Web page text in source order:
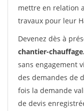
mettre en relation
travaux pour leur
Devenez dès à
chantier-
sans engagement
des demandes de
fois la demande
de devis